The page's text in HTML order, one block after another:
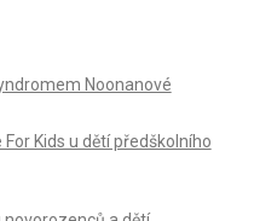
Noonanové
Kids u dětí předškolního